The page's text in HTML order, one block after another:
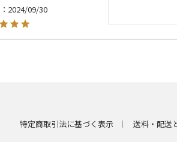
2024/09/30
特定商取引法に基づく表示 送料・配送